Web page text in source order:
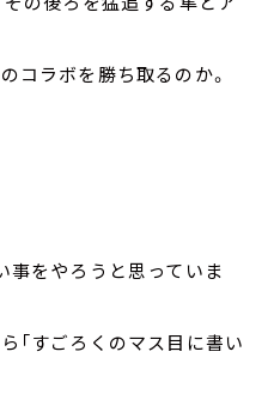
コラボを勝ち取るのか。
事をやろうと思っていま
「すごろくのマス目に書い